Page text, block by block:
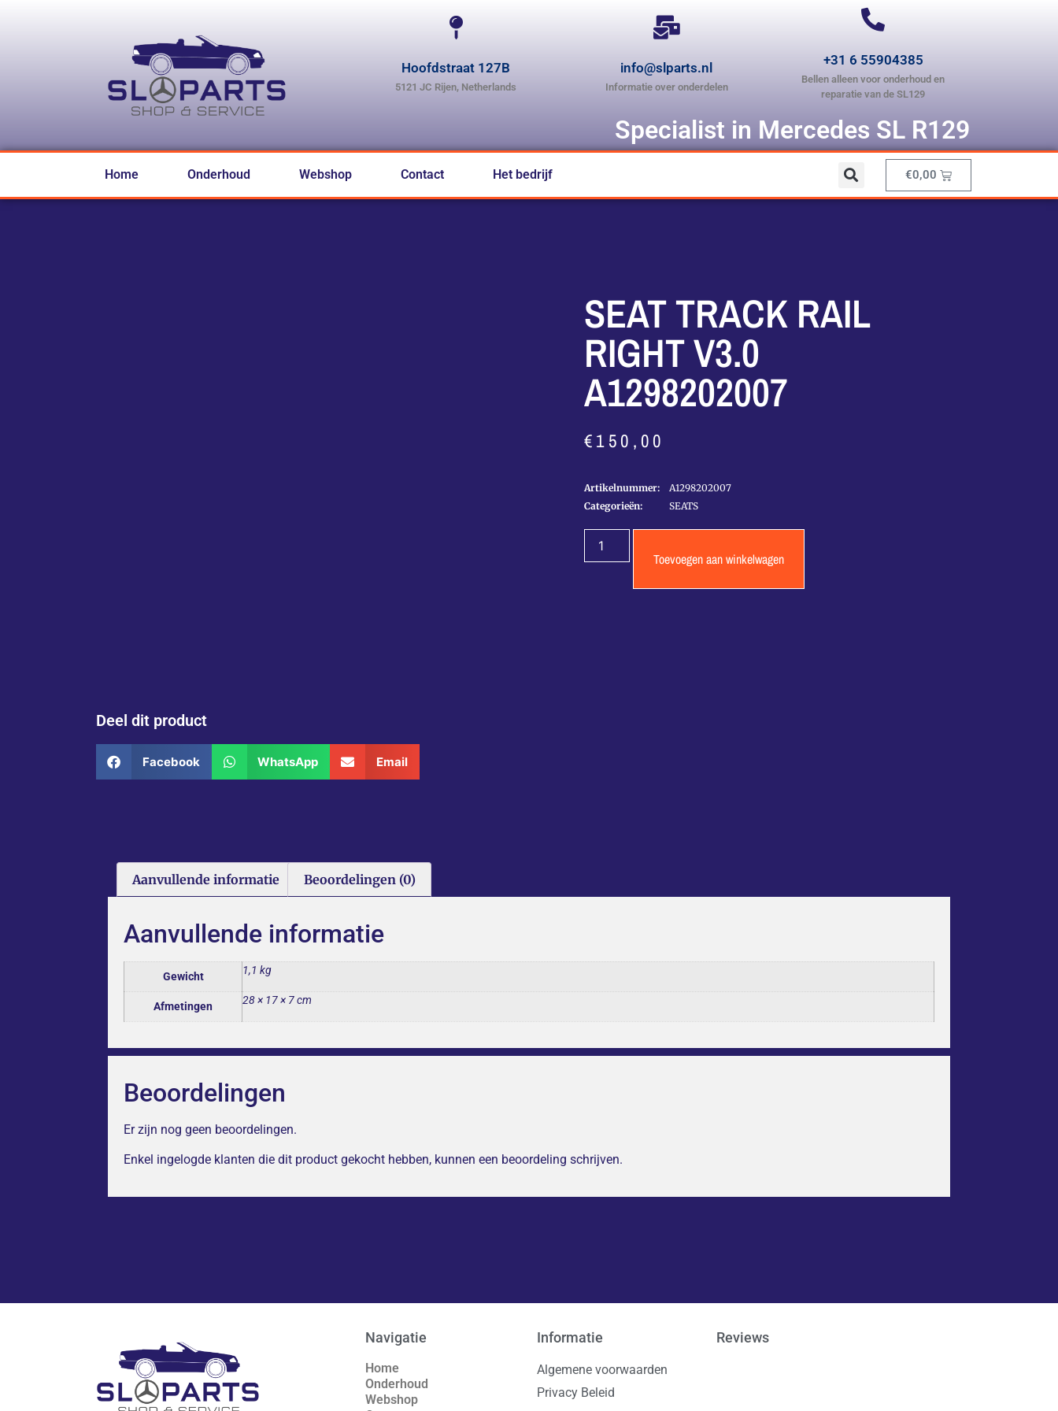
Hoofdstraat 127B
5121 JC Rijen, Netherlands
info@slparts.nl
Informatie over onderdelen
+31 6 55904385
Bellen alleen voor onderhoud en
reparatie van de SL129
Specialist in Mercedes SL R129
Home Onderhoud Webshop Contact Het bedrijf €0,00
Deel dit product
Facebook WhatsApp Email
SEAT TRACK RAIL
RIGHT V3.0
A1298202007
€150,00
Artikelnummer:
A1298202007
Categorieën:
SEATS
Toevoegen aan winkelwagen
Aanvullende informatie Beoordelingen (0)
Aanvullende informatie
Gewicht 1,1 kg
Afmetingen 28 × 17 × 7 cm
Beoordelingen
Er zijn nog geen beoordelingen.
Enkel ingelogde klanten die dit product gekocht hebben, kunnen een beoordeling schrijven.
Navigatie
Home
Onderhoud
Webshop
Informatie
Algemene voorwaarden
Privacy Beleid
Reviews